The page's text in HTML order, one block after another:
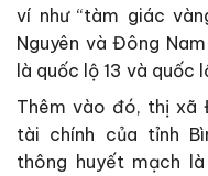
ví như “tàm giác
Nguyên và Đông
là quốc lộ 13 và quốc
Thêm vào đó, thị xã
tài chính của tỉnh
thông huyết mạch